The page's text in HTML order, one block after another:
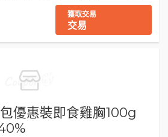
獲取交易
交易
優惠裝即食雞胸100g